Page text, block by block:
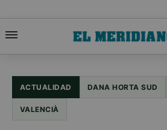
ACTUALIDAD DANA HORTA SUD
VALENCIÀ